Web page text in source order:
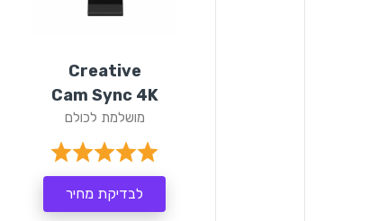
Creative
Cam Sync 4K
מושלמת לכולם
לבדיקת מחיר